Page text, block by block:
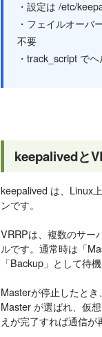
・設定は /etc/
・フェイルオーバ
不要
・track_script で
keepalivedと
keepalived は、Linux
ンです。
VRRPは、複数のサー
ルです。通常時は「
「Backup」として待機
Masterが停止したと
Master が選ばれ、仮
えが完了すれば通信が